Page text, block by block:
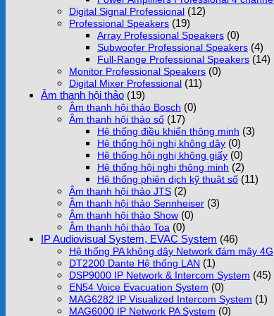
Digital Signal Professional (12)
Professional Speakers (19)
Array Professional Speakers (0)
Subwoofer Professional Speakers (4)
Full-Range Professional Speakers (14)
Monitor Professional Speakers (0)
Digital Mixer Professional (11)
Âm thanh hội thảo (19)
Âm thanh hội thảo Bosch (0)
Âm thanh hội thảo số (17)
Hệ thống điều khiển thông minh (3)
Hệ thống hội nghị không dây (0)
Hệ thống hội nghị không giấy (0)
Hệ thống hội nghị thông minh (2)
Hệ thống phiên dịch kỹ thuật số (11)
Âm thanh hội thảo JTS (2)
Âm thanh hội thảo Sennheiser (3)
Âm thanh hội thảo Show (0)
Âm thanh hội thảo Toa (0)
IP Audiovisual System, EVAC System (46)
Hệ thống PA không dây Network đám mây 4G
DT2200 Dante Hệ thống LAN (1)
DSP9000 IP Network & Intercom System (45)
EN54 Voice Evacuation System (0)
MAG6282 IP Visualized Intercom System (1)
MAG6000 IP Network PA System (0)